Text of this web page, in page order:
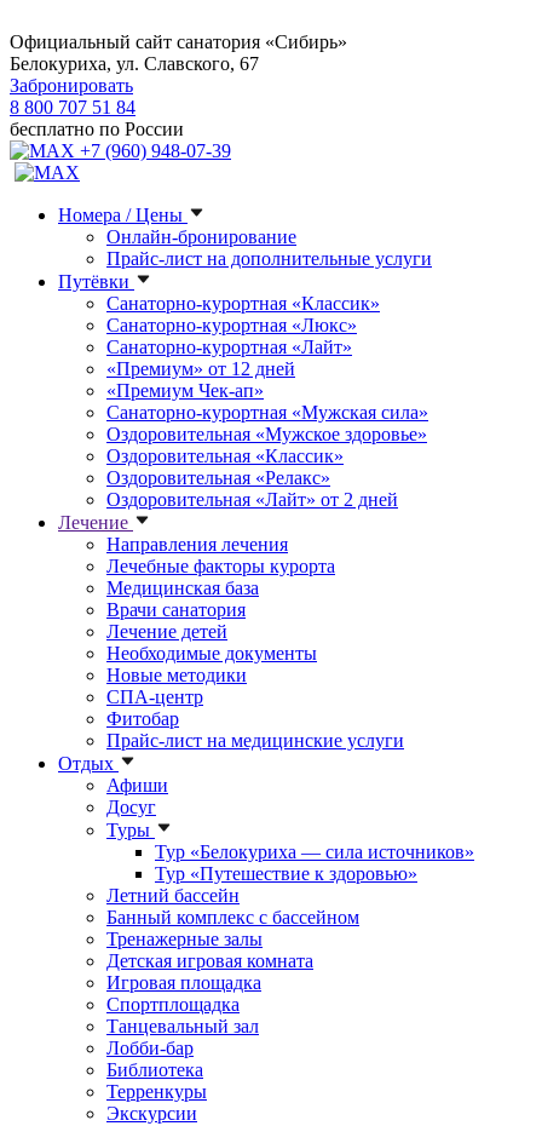
Официальный сайт санатория «Сибирь»
Белокуриха, ул. Славского, 67
Забронировать
8 800 707 51 84
бесплатно по России
+7 (960) 948-07-39
Номера / Цены
Онлайн-бронирование
Прайс-лист на дополнительные услуги
Путёвки
Санаторно-курортная «Классик»
Санаторно-курортная «Люкс»
Санаторно-курортная «Лайт»
«Премиум» от 12 дней
«Премиум Чек-ап»
Санаторно-курортная «Мужская сила»
Оздоровительная «Мужское здоровье»
Оздоровительная «Классик»
Оздоровительная «Релакс»
Оздоровительная «Лайт» от 2 дней
Лечение
Направления лечения
Лечебные факторы курорта
Медицинская база
Врачи санатория
Лечение детей
Необходимые документы
Новые методики
СПА-центр
Фитобар
Прайс-лист на медицинские услуги
Отдых
Афиши
Досуг
Туры
Тур «Белокуриха — сила источников»
Тур «Путешествие к здоровью»
Летний бассейн
Банный комплекс с бассейном
Тренажерные залы
Детская игровая комната
Игровая площадка
Спортплощадка
Танцевальный зал
Лобби-бар
Библиотека
Терренкуры
Экскурсии